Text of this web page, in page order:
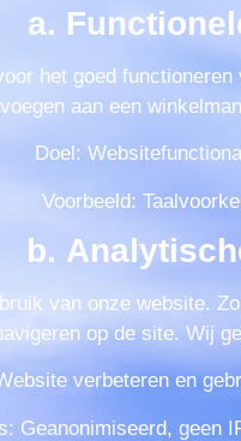
a.
het goed
aan een
Doel:
Voorbeeld:
b.
van onze website.
op de site. Wij
verbeteren en
Geanonimiseerd, geen